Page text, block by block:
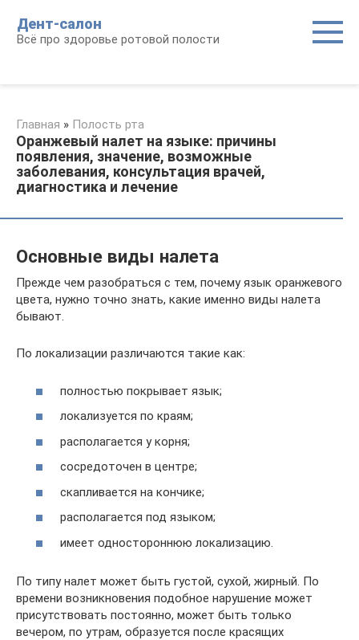
контенту
Дент-салон
Всё про здоровье ротовой полости
Главная » Полость рта
Оранжевый налет на языке: причины
появления, значение, возможные
заболевания, консультация врачей,
диагностика и лечение
Основные виды налета
Прежде чем разобраться с тем, почему язык оранжевого
цвета, нужно точно знать, какие именно виды налета
бывают.
По локализации различаются такие как:
полностью покрывает язык;
локализуется по краям;
располагается у корня;
сосредоточен в центре;
скапливается на кончике;
располагается под языком;
имеет одностороннюю локализацию.
По типу налет может быть густой, сухой, жирный. По
времени возникновения подобное нарушение может
присутствовать постоянно, может быть только
вечером, по утрам, образуется после красящих